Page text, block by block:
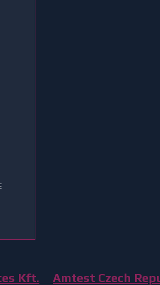
Kft.
Amtest Czech